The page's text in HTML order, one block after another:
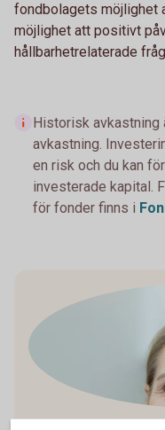
fondbolagets möjlighet
möjlighet att positivt
hållbarhetrelaterade
Historisk avkastning
avkastning.
en risk och du kan
investerade kapital.
för fonder finns i